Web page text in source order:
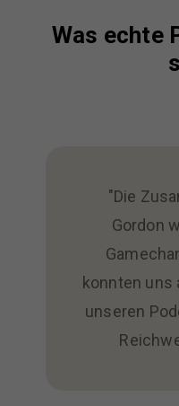
Was echte
"Die
Gordon
konnten uns
unseren